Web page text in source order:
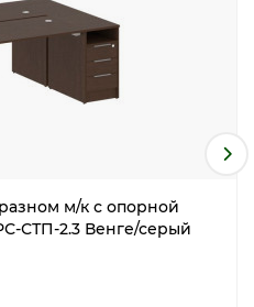
м/к с опорной
СТП-2.3 Венге/серый